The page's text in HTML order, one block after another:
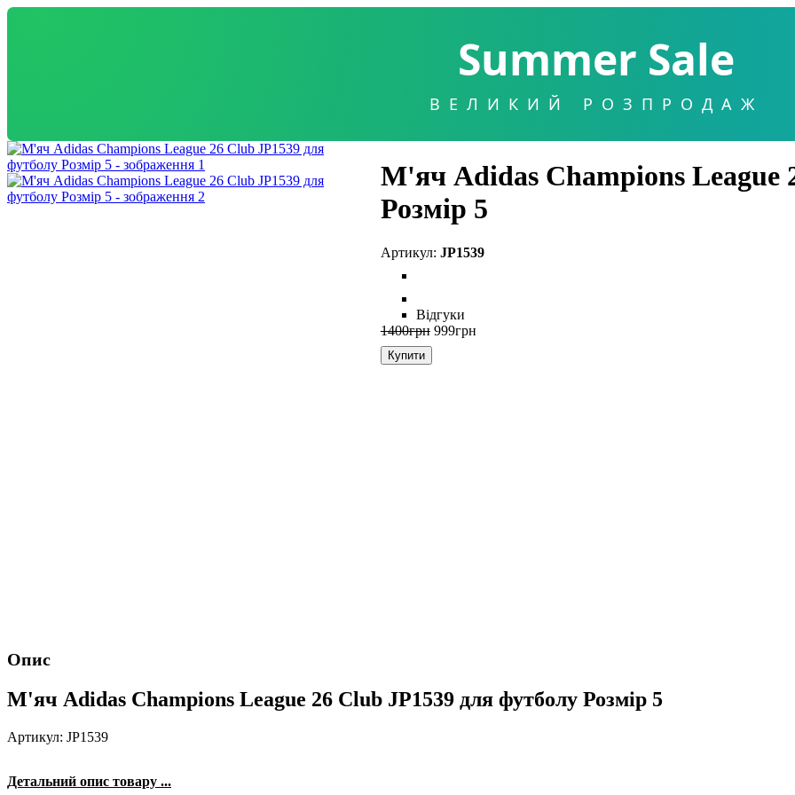
Summer Sale
ВЕЛИКИЙ РОЗПРОДАЖ
М'яч Adidas Champions League
Розмір 5
JP1539
Відгуки
1400грн 999грн
Купити
Опис
М'яч Adidas Champions League 26 Club JP1539 для футболу Розмір 5
Артикул: JP1539
Детальний опис товару ...